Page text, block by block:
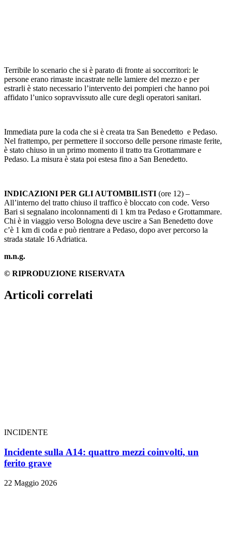
Terribile lo scenario che si è parato di fronte ai soccorritori: le
persone erano rimaste incastrate nelle lamiere del mezzo e per
estrarli è stato necessario l’intervento dei pompieri che hanno poi
affidato l’unico sopravvissuto alle cure degli operatori sanitari.
Immediata pure la coda che si è creata tra San Benedetto e Pedaso.
Nel frattempo, per permettere il soccorso delle persone rimaste ferite,
è stato chiuso in un primo momento il tratto tra Grottammare e
Pedaso. La misura è stata poi estesa fino a San Benedetto.
INDICAZIONI PER GLI AUTOMBILISTI (ore 12) –
All’interno del tratto chiuso il traffico è bloccato con code. Verso
Bari si segnalano incolonnamenti di 1 km tra Pedaso e Grottammare.
Chi è in viaggio verso Bologna deve uscire a San Benedetto dove
c’è 1 km di coda e può rientrare a Pedaso, dopo aver percorso la
strada statale 16 Adriatica.
m.n.g.
© RIPRODUZIONE RISERVATA
Articoli correlati
INCIDENTE
Incidente sulla A14: quattro mezzi coinvolti, un
ferito grave
22 Maggio 2026